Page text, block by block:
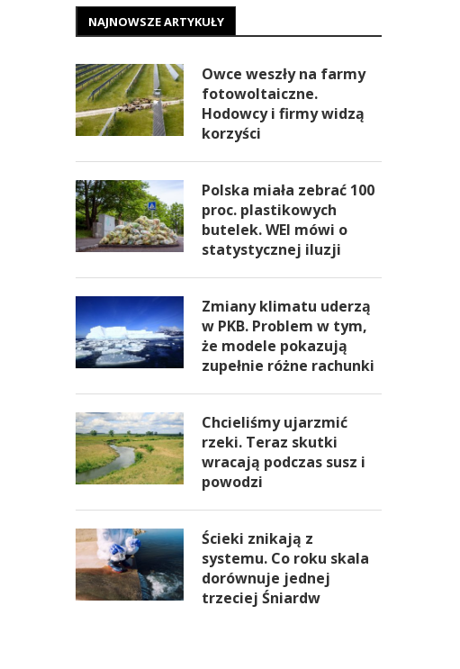
NAJNOWSZE ARTYKUŁY
Owce weszły na farmy
fotowoltaiczne.
Hodowcy i firmy widzą
korzyści
Polska miała zebrać 100
proc. plastikowych
butelek. WEI mówi o
statystycznej iluzji
Zmiany klimatu uderzą
w PKB. Problem w tym,
że modele pokazują
zupełnie różne rachunki
Chcieliśmy ujarzmić
rzeki. Teraz skutki
wracają podczas susz i
powodzi
Ścieki znikają z
systemu. Co roku skala
dorównuje jednej
trzeciej Śniardw